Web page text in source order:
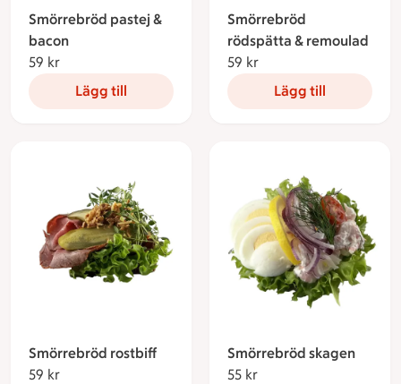
Smörrebröd pastej &
bacon
59 kr
Lägg till
Smörrebröd
rödspätta & remoulad
59 kr
Lägg till
Smörrebröd rostbiff
59 kr
Smörrebröd skagen
55 kr